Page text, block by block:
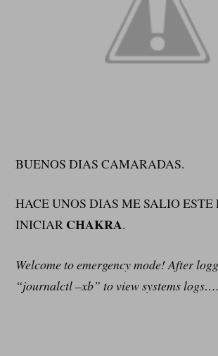
BUENOS DIAS CAMARADAS.
HACE UNOS DIAS ME SALIO ESTE
INICIAR CHAKRA.
Welcome to emergency mode! After
“journalctl –xb” to view systems logs….